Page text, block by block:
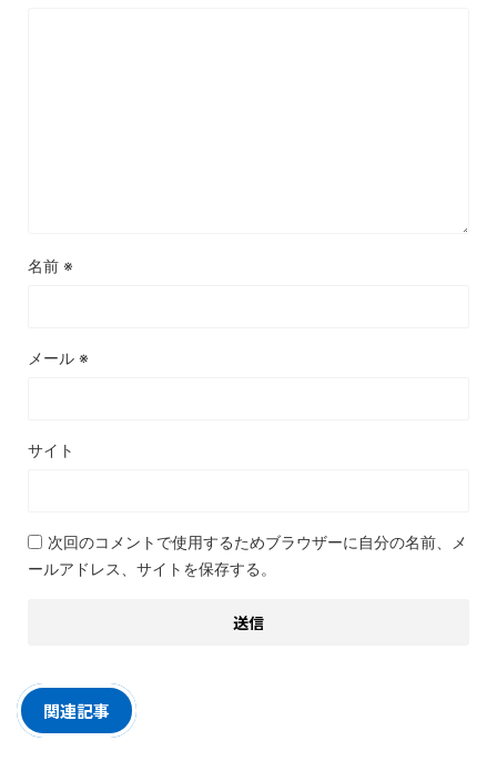
名前 ※
メール ※
サイト
次回のコメントで使用するためブラウザーに自分の名前、メ
ールアドレス、サイトを保存する。
関連記事